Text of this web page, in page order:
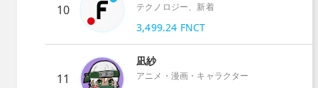
10 テクノロジー、新着
3,499.24 FNCT
11
凪紗
アニメ・漫画・キャラクター